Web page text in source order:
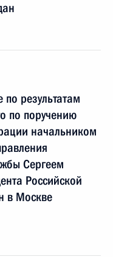
результатам
по поручению
начальником
Сергеем
Российской
в Москве